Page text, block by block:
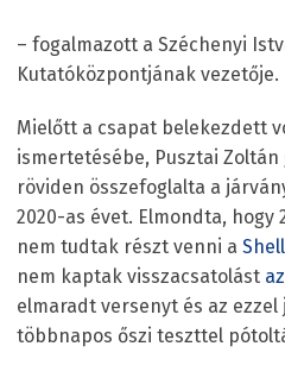
– fogalmazott a Széchenyi
Kutatóközpontjának vezetője.
Mielőtt a csapat belekezdett
ismertetésébe, Pusztai
röviden összefoglalta a
2020-as évet. Elmondta, hogy
nem tudtak részt venni a
nem kaptak visszacsatolást
elmaradt versenyt és az
többnapos őszi teszttel